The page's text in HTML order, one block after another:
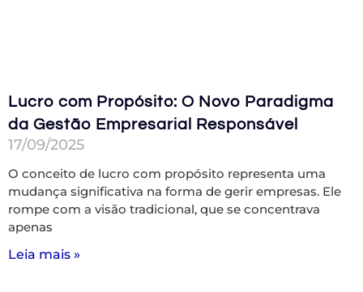
Lucro com Propósito: O Novo Paradigma
da Gestão Empresarial Responsável
17/09/2025
O conceito de lucro com propósito representa uma
mudança significativa na forma de gerir empresas. Ele
rompe com a visão tradicional, que se concentrava
apenas
Leia mais »